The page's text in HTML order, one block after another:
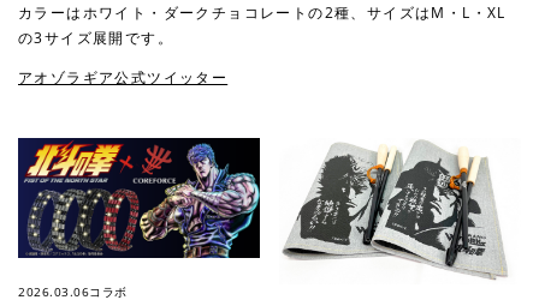
カラーはホワイト・ダークチョコレートの2種、サイズはM・L・XL
の3サイズ展開です。
アオゾラギア公式ツイッター
2026.03.06コラボ